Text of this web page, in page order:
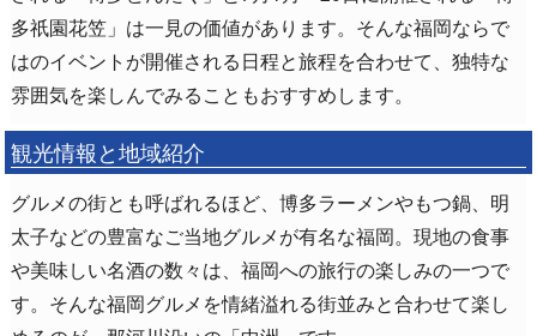
多祇園花笠」は一見の価値があります。そんな福岡ならで
はのイベントが開催される日程と旅程を合わせて、独特な
雰囲気を楽しんでみることもおすすめします。
観光情報と地域紹介
グルメの街とも呼ばれるほど、博多ラーメンやもつ鍋、明
太子などの豊富なご当地グルメが有名な福岡。現地の食事
や美味しい名酒の数々は、福岡への旅行の楽しみの一つで
す。そんな福岡グルメを情緒溢れる街並みと合わせて楽し